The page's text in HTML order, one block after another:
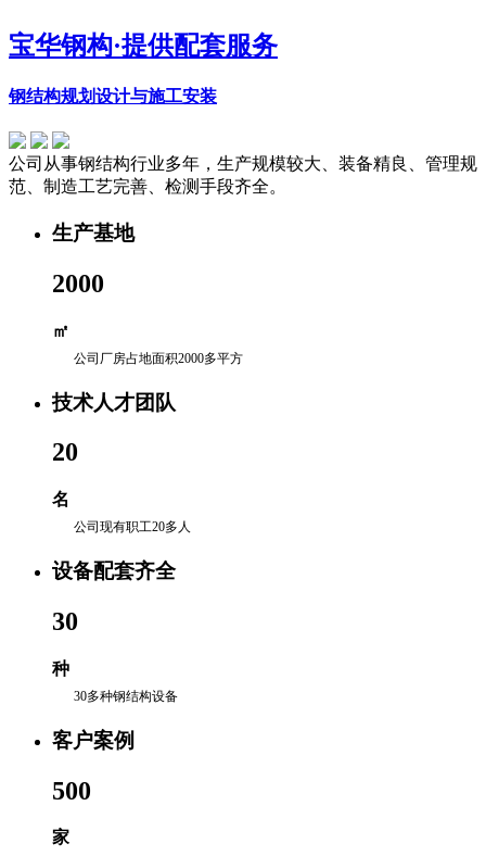
宝华钢构·提供配套服务
钢结构规划设计与施工安装
公司从事钢结构行业多年，生产规模较大、装备精良、管理规
范、制造工艺完善、检测手段齐全。
生产基地
2000
㎡
公司厂房占地面积2000多平方
技术人才团队
20
名
公司现有职工20多人
设备配套齐全
30
种
30多种钢结构设备
客户案例
500
家